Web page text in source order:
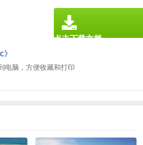
电脑，方便收藏和打印
点击下载文档